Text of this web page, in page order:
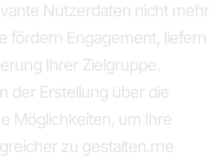
Nutzerdaten nicht mehr
fördern Engagement, liefern
Ihrer Zielgruppe.
der Erstellung über die
Möglichkeiten, um Ihre
zu gestalten.rne